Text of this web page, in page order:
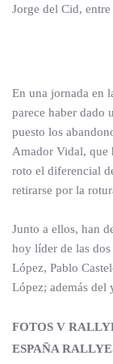
Jorge del Cid, entre
En una jornada en
parece haber dado
puesto los
Amador Vidal, que
roto el diferencial
retirarse por la
Junto a ellos, han
hoy líder de las
López, Pablo
López; además del
FOTOS V
ESPAÑA